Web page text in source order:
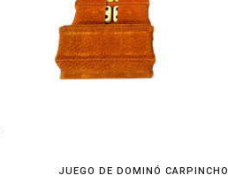
JUEGO DE DOMINÓ CARPINCHO